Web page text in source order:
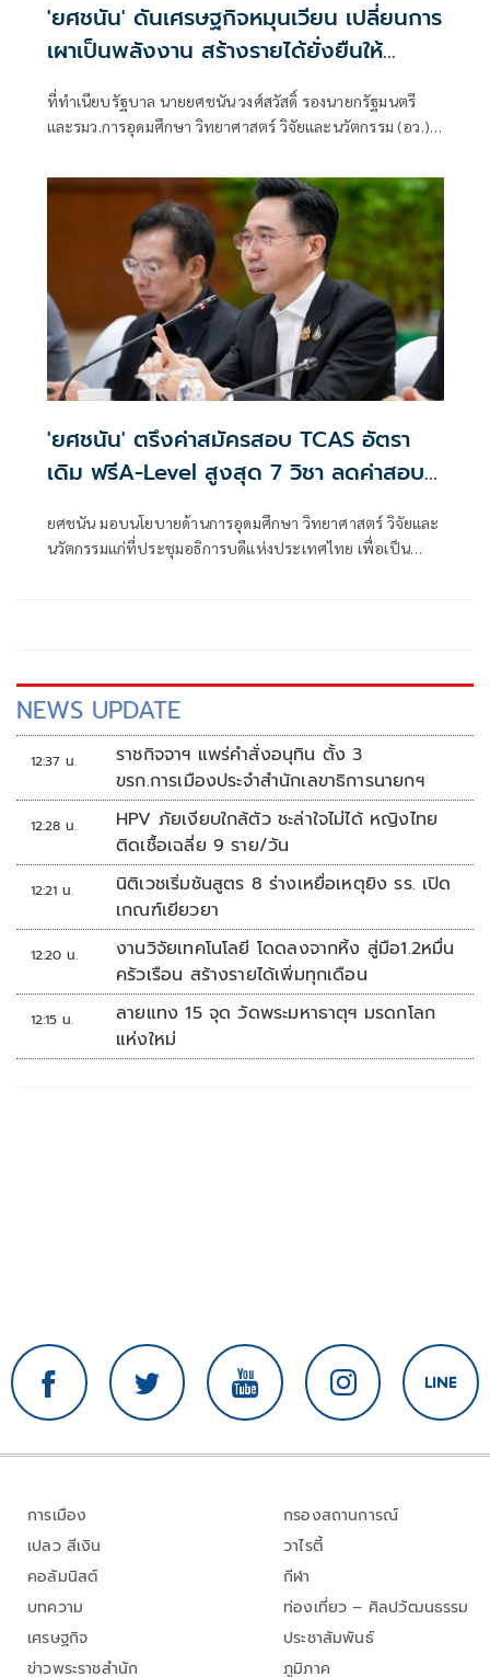
'ยศชนัน' ดันเศรษฐกิจหมุนเวียน เปลี่ยนการ
เผาเป็นพลังงาน สร้างรายได้ยั่งยืนให้
เกษตรกร
ที่ทำเนียบรัฐบาล นายยศชนัน วงศ์สวัสดิ์ รองนายกรัฐมนตรี
และรมว.การอุดมศึกษา วิทยาศาสตร์ วิจัยและนวัตกรรม (อว.)
'ยศชนัน' ตรึงค่าสมัครสอบ TCAS อัตรา
เดิม ฟรีA-Level สูงสุด 7 วิชา ลดค่าสอบ
ยศชนัน มอบนโยบายด้านการอุดมศึกษา วิทยาศาสตร์ วิจัยและ
นวัตกรรมแก่ที่ประชุมอธิการบดีแห่งประเทศไทย เพื่อเป็น
NEWS UPDATE
12:37 น.
ราชกิจจาฯ แพร่คำสั่งอนุทิน ตั้ง 3
ขรก.การเมืองประจำสำนักเลขาธิการนายกฯ
12:28 น.
HPV ภัยเงียบใกล้ตัว ชะล่าใจไม่ได้ หญิงไทย
ติดเชื้อเฉลี่ย 9 ราย/วัน
12:21 น.
นิติเวชเริ่มชันสูตร 8 ร่างเหยื่อเหตุยิง รร. เปิด
เกณฑ์เยียวยา
12:20 น.
งานวิจัยเทคโนโลยี โดดลงจากหิ้ง สู่มือ1.2หมื่น
ครัวเรือน สร้างรายได้เพิ่มทุกเดือน
12:15 น.
ลายแทง 15 จุด วัดพระมหาธาตุฯ มรดกโลก
แห่งใหม่
การเมือง
เปลว สีเงิน
คอลัมนิสต์
บทความ
เศรษฐกิจ
ข่าวพระราชสำนัก
กรองสถานการณ์
วาไรตี้
กีฬา
ท่องเที่ยว – ศิลปวัฒนธรรม
ประชาสัมพันธ์
ภูมิภาค